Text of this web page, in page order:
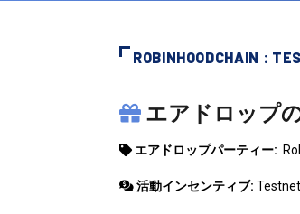
ROBINHOODCHAIN :
ROBINHOODCHAIN
エアドロップ
エアドロップパーティー:
活動インセンティブ: Testnet